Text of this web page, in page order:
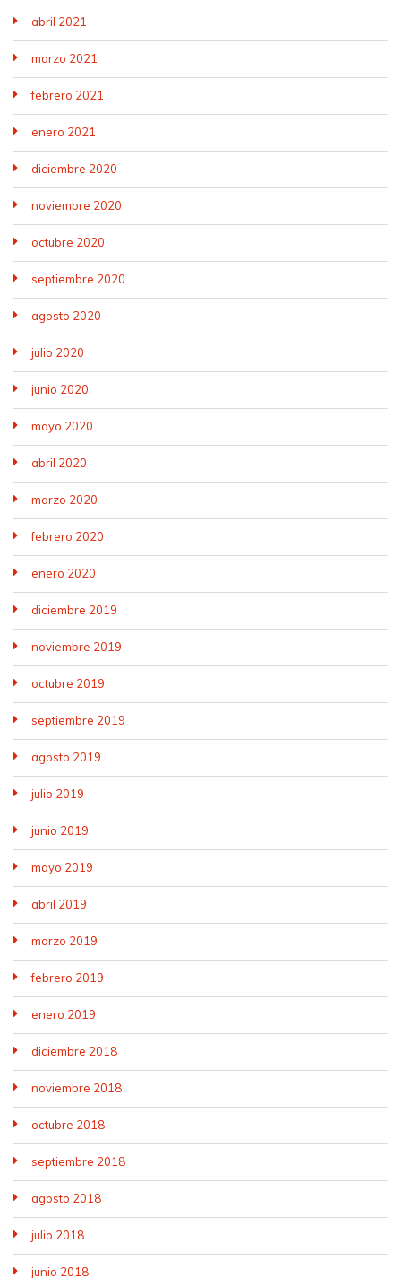
abril 2021
marzo 2021
febrero 2021
enero 2021
diciembre 2020
noviembre 2020
octubre 2020
septiembre 2020
agosto 2020
julio 2020
junio 2020
mayo 2020
abril 2020
marzo 2020
febrero 2020
enero 2020
diciembre 2019
noviembre 2019
octubre 2019
septiembre 2019
agosto 2019
julio 2019
junio 2019
mayo 2019
abril 2019
marzo 2019
febrero 2019
enero 2019
diciembre 2018
noviembre 2018
octubre 2018
septiembre 2018
agosto 2018
julio 2018
junio 2018